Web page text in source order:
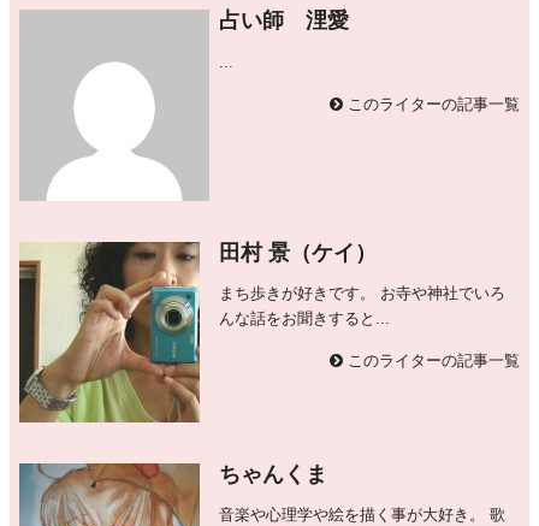
占い師 浬愛
...
このライターの記事一覧
田村 景（ケイ）
まち歩きが好きです。 お寺や神社でいろ
んな話をお聞きすると...
このライターの記事一覧
ちゃんくま
音楽や心理学や絵を描く事が大好き。 歌